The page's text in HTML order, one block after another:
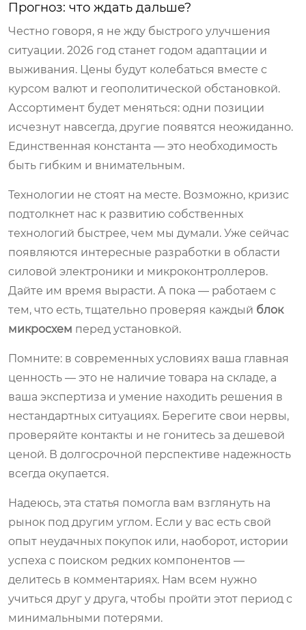
Прогноз: что ждать дальше?
Честно говоря, я не жду быстрого улучшения
ситуации. 2026 год станет годом адаптации и
выживания. Цены будут колебаться вместе с
курсом валют и геополитической обстановкой.
Ассортимент будет меняться: одни позиции
исчезнут навсегда, другие появятся неожиданно.
Единственная константа — это необходимость
быть гибким и внимательным.
Технологии не стоят на месте. Возможно, кризис
подтолкнет нас к развитию собственных
технологий быстрее, чем мы думали. Уже сейчас
появляются интересные разработки в области
силовой электроники и микроконтроллеров.
Дайте им время вырасти. А пока — работаем с
тем, что есть, тщательно проверяя каждый блок
микросхем перед установкой.
Помните: в современных условиях ваша главная
ценность — это не наличие товара на складе, а
ваша экспертиза и умение находить решения в
нестандартных ситуациях. Берегите свои нервы,
проверяйте контакты и не гонитесь за дешевой
ценой. В долгосрочной перспективе надежность
всегда окупается.
Надеюсь, эта статья помогла вам взглянуть на
рынок под другим углом. Если у вас есть свой
опыт неудачных покупок или, наоборот, истории
успеха с поиском редких компонентов —
делитесь в комментариях. Нам всем нужно
учиться друг у друга, чтобы пройти этот период с
минимальными потерями.